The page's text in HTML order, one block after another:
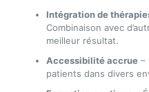
Intégration de
Combinaison avec
meilleur résultat.
Accessibilité accrue–
patients dans divers